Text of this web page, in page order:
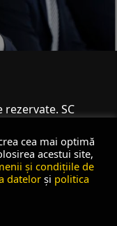
SC
cea mai optimă
acestui site,
și condițiile de
datelor și politica